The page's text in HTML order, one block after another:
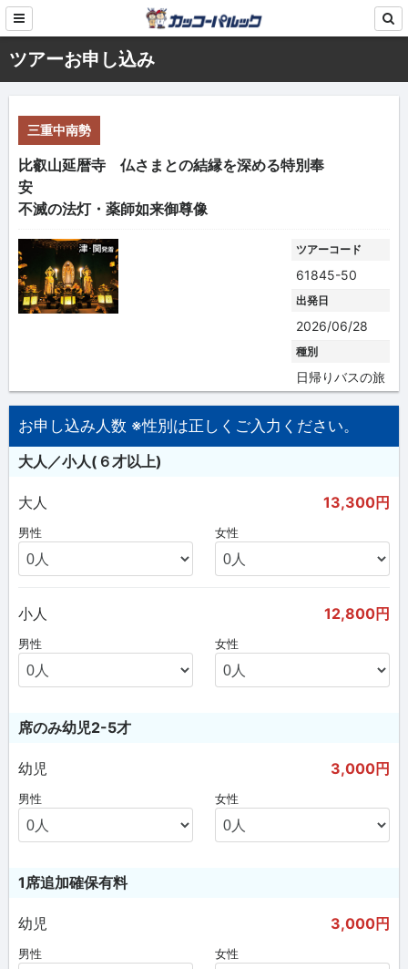
ツアーお申し込み
三重中南勢
比叡山延暦寺 仏さまとの結縁を深める特別奉
安
不滅の法灯・薬師如来御尊像
ツアーコード
61845-50
出発日
2026/06/28
種別
日帰りバスの旅
お申し込み人数 ※性別は正しくご入力ください。
大人／小人(６才以上)
大人 13,300円
男性 女性
小人 12,800円
男性 女性
席のみ幼児2-5才
幼児 3,000円
男性 女性
1席追加確保有料
幼児 3,000円
男性 女性